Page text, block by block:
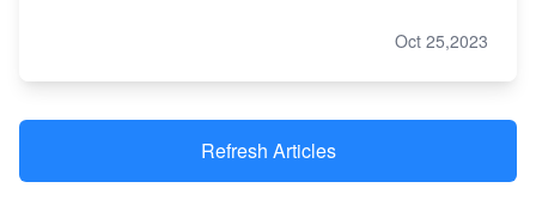
Oct 25,2023
Refresh Articles